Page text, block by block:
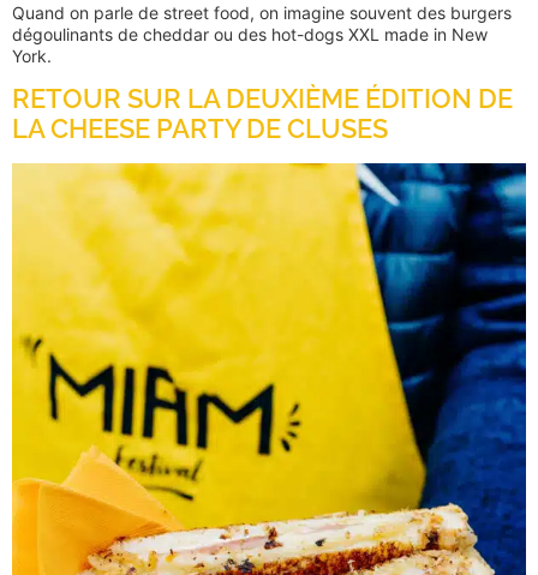
Quand on parle de street food, on imagine souvent des burgers
dégoulinants de cheddar ou des hot-dogs XXL made in New
York.
RETOUR SUR LA DEUXIÈME ÉDITION DE
LA CHEESE PARTY DE CLUSES